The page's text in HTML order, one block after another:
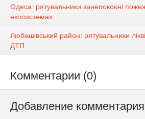
Одеса: рятувальники занепокоєні
екосистемах
Любашівський район: рятувальники
ДТП
Комментарии (0)
Добавление комментария